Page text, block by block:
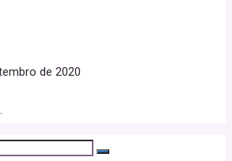
de 2020